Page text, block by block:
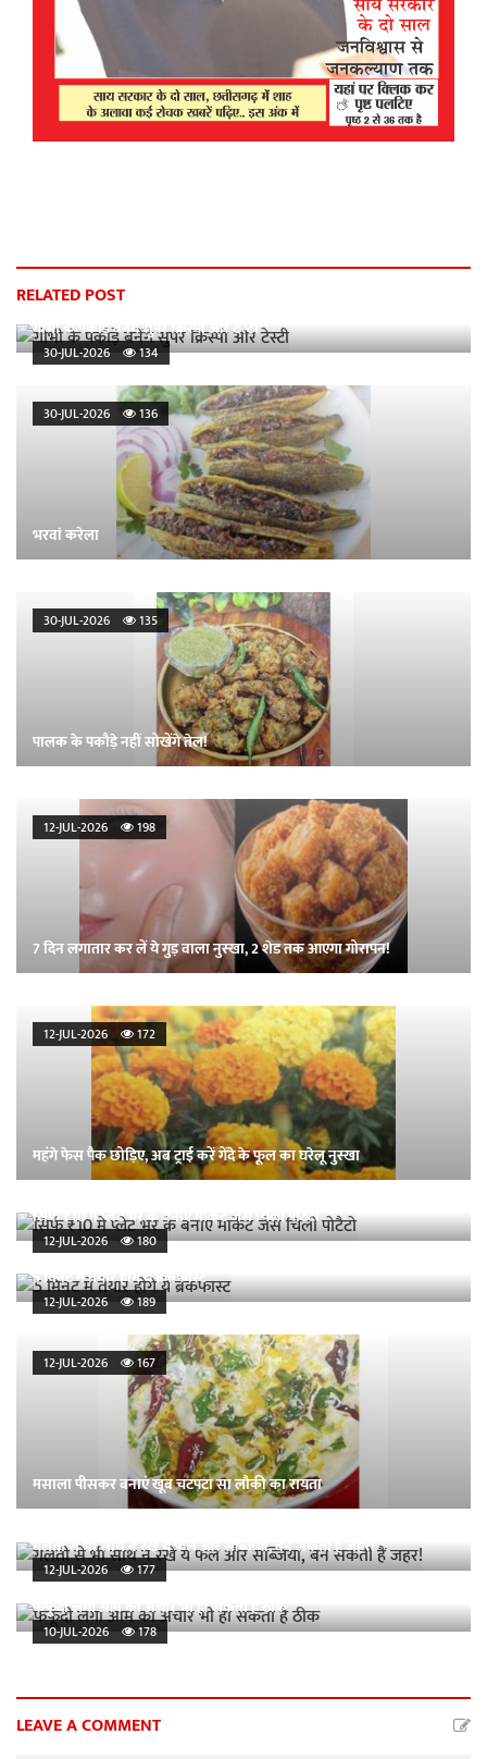
RELATED POST
30-JUL-2026 134
गोभी के पकौड़े बनेंगे सुपर क्रिस्पी और टेस्टी
30-JUL-2026 136
भरवां करेला
30-JUL-2026 135
पालक के पकौड़े नहीं सोखेंगे तेल!
12-JUL-2026 198
7 दिन लगातार कर लें ये गुड़ वाला नुस्खा, 2 शेड तक आएगा गोरापन!
12-JUL-2026 172
महंगे फेस पैक छोड़िए, अब ट्राई करें गेंदे के फूल का घरेलू नुस्खा
12-JUL-2026 180
सिर्फ ₹10 में प्लेट भर के बनाएं मार्केट जैसे चिली पोटैटो
12-JUL-2026 189
5 मिनट में तैयार होंगे ये ब्रेकफास्ट
12-JUL-2026 167
मसाला पीसकर बनाएं खूब चटपटा सा लौकी का रायता
12-JUL-2026 177
गलती से भी साथ न रखें ये फल और सब्जियां, बन सकती हैं जहर!
10-JUL-2026 178
फफूंदी लगा आम का अचार भी हो सकता है ठीक
LEAVE A COMMENT